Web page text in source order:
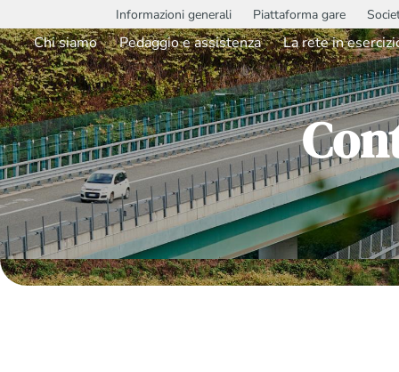
Informazioni generali Piattaforma gare
Chi siamo Pedaggio e assistenza La rete in